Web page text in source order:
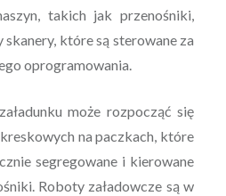
takich jak przenośniki,
które są sterowane za
oprogramowania.
może rozpocząć się
na paczkach, które
segregowane i kierowane
Roboty załadowcze są w